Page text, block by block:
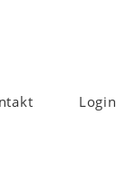
Login